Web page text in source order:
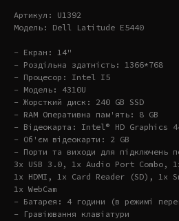
Артикул: U1392
Модель: Dell Latitude E5440
- Екран: 14"
- Роздільна здатність: 1366*768
- Процесор: Intel I5
- Модель: 4310U
- Жорсткий диск: 240 GB SSD
- RAM Оперативна пам'ять: 8 GB
- Відеокарта: Intel® HD Graphics
- Об'єм відеокарти: 2 GB
- Порти та виходи для підключень
3x USB 3.0, 1x Audio Port Combo,
1x HDMI, 1x Card Reader (SD), 1x
1x WebCam
- Батарея: 4 години (в режимі
- Гравіювання клавіатури